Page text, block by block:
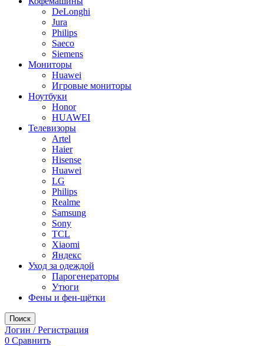
DeLonghi
Jura
Philips
Saeco
Siemens
Мониторы
Huawei
Игровые мониторы
Ноутбуки
Honor
HUAWEI
Телевизоры
Artel
Haier
Hisense
Huawei
LG
Philips
Realme
Samsung
Sony
TCL
Xiaomi
Яндекс
Уход за одеждой
Парогенераторы
Утюги
Фены и фен-щётки
Поиск
Логин / Регистрация
0 Сравнить